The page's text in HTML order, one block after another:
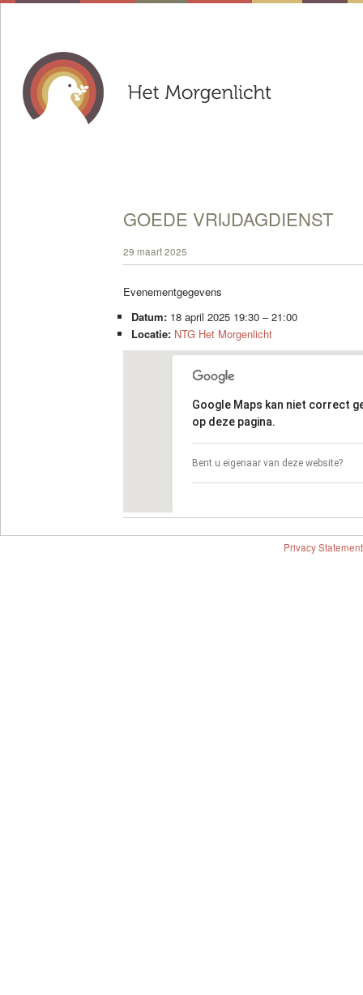
GOEDE VRIJDAGDIENST
29 maart 2025
Evenementgegevens
Datum: 18 april 2025 19:30–21:00
Locatie: NTG Het Morgenlicht
Google Maps kan niet correct
op deze pagina.
Bent u eigenaar van deze website?
Privacy Statement